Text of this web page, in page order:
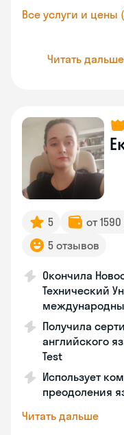
Все услуги и цены
Читать дальше
5 от
5 отзывов
Окончила
Технический
Получила
английского
Test
Использует
преодоления
Читать дальше